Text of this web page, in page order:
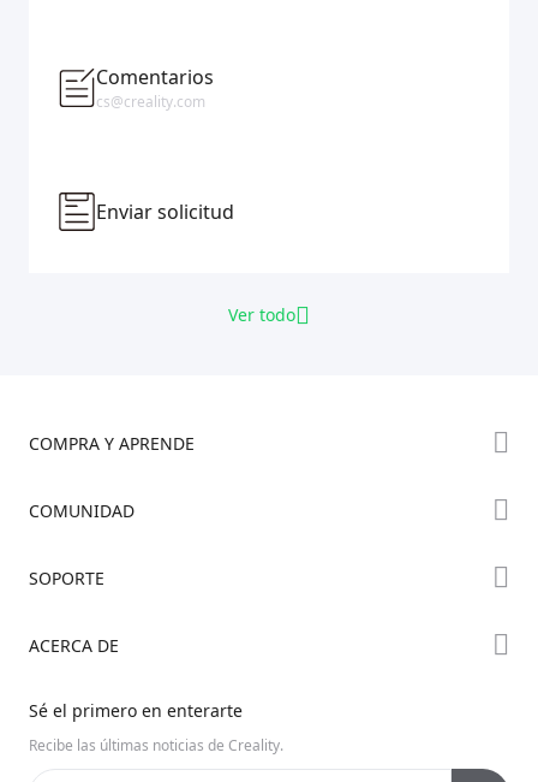
Comentarios
cs@creality.com
Enviar solicitud
Ver todo
COMPRA Y APRENDE
Serie K2
COMUNIDAD
Discord
SOPORTE
Centro de Videos
Soporte de Productos
ACERCA DE
Sobre Nosotros
Sé el primero en enterarte
Recibe las últimas noticias de Creality.